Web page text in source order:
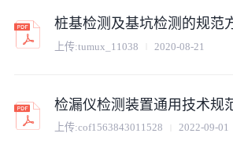
桩基检测及基坑检测的规范
上传:tumux_11038 2020-08-21
检漏仪检测装置通用技术规
上传:cof1563843011528 2022-09-01